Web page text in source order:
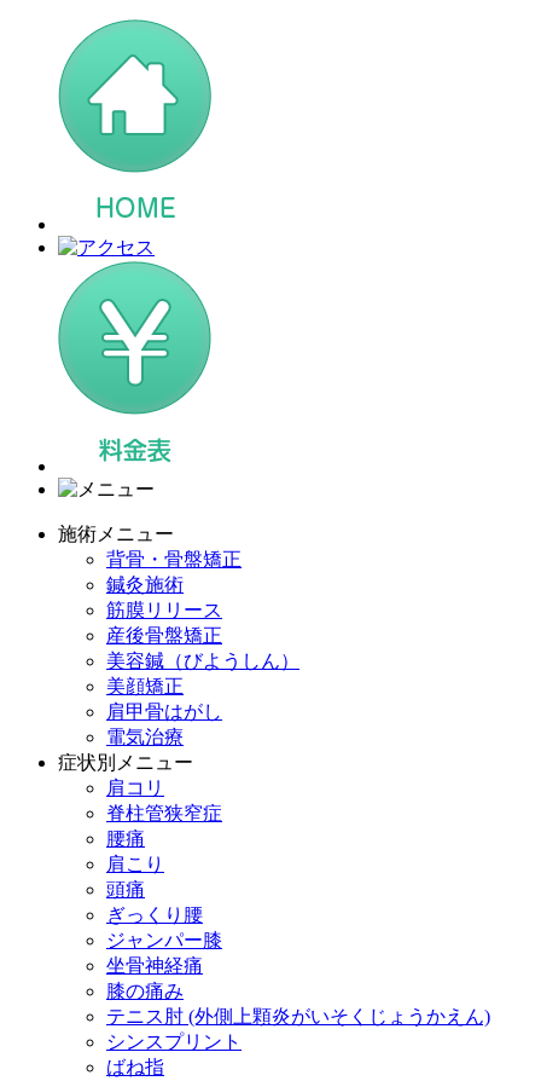
施術メニュー
背骨・骨盤矯正
鍼灸施術
筋膜リリース
産後骨盤矯正
美容鍼（びようしん）
美顔矯正
肩甲骨はがし
電気治療
症状別メニュー
肩コリ
脊柱管狭窄症
腰痛
肩こり
頭痛
ぎっくり腰
ジャンパー膝
坐骨神経痛
膝の痛み
テニス肘 (外側上顆炎がいそくじょうかえん)
シンスプリント
ばね指